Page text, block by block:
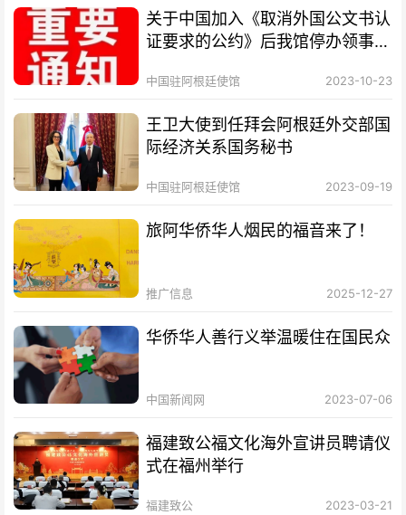
关于中国加入《取消外国公文书认
证要求的公约》后我馆停办领事认
中国驻阿根廷使馆 2023-10-23
王卫大使到任拜会阿根廷外交部国
际经济关系国务秘书
中国驻阿根廷使馆 2023-09-19
旅阿华侨华人烟民的福音来了！
推广信息 2025-12-27
华侨华人善行义举温暖住在国民众
中国新闻网 2023-07-06
福建致公福文化海外宣讲员聘请仪
式在福州举行
福建致公 2023-03-21